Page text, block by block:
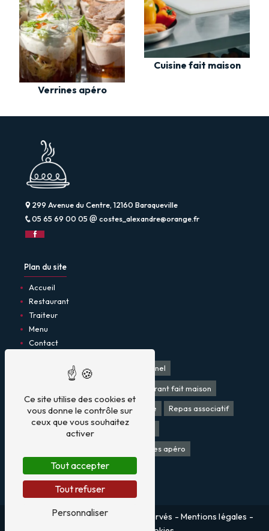
Verrines apéro
Cuisine fait maison
299 Avenue du Centre, 12160 Baraqueville
05 65 69 00 05
costes_alexandre@orange.fr
Plan du site
Accueil
Restaurant
Traiteur
Menu
Contact
Restaurant Restaurant traditionnel
Restaurant fait maison
Traiteur Bar Traiteur mariage Repas associatif
Plat à emporter Repas mariage
Verrines apéro
Cuisine fait maison
Vistalid- 2026 - Tous droits réservés - Mentions légales -
Ce site utilise des cookies et
vous donne le contrôle sur
ceux que vous souhaitez
activer
Tout accepter
Tout refuser
Personnaliser